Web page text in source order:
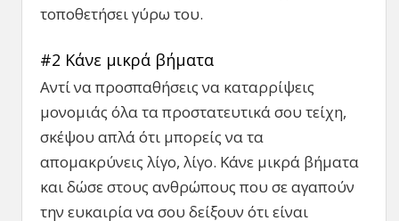
τοποθετήσει γύρω του.
#2 Κάνε μικρά βήματα
Αντί να προσπαθήσεις να καταρρίψεις
μονομιάς όλα τα προστατευτικά σου τείχη,
σκέψου απλά ότι μπορείς να τα
απομακρύνεις λίγο, λίγο. Κάνε μικρά βήματα
και δώσε στους ανθρώπους που σε αγαπούν
την ευκαιρία να σου δείξουν ότι είναι